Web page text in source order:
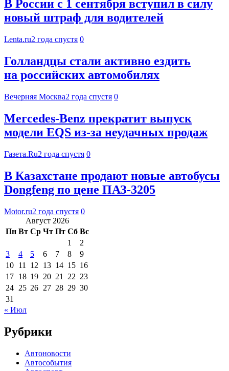
В России с 1 сентября вступил в силу
новый штраф для водителей
Lenta.ru2 года спустя 0
Голландцы стали активно ездить
на российских автомобилях
Вечерняя Москва2 года спустя 0
Mercedes-Benz прекратит выпуск
модели EQS из-за неудачных продаж
Газета.Ru2 года спустя 0
В Казахстане продают новые автобусы
Dongfeng по цене ПАЗ-3205
Motor.ru2 года спустя 0
Август 2026
Пн Вт Ср Чт Пт Сб Вс
1
2
3
4 5 6 7 8
9
10 11 12 13 14 15 16
17 18 19 20 21 22 23
24 25 26 27 28 29 30
31
« Июл
Рубрики
Автоновости
Автособытия